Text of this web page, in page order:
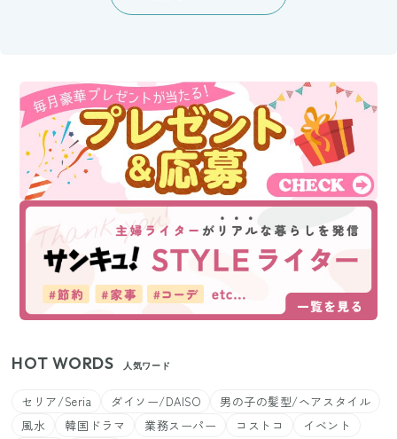
HOT WORDS 人気ワード
セリア/Seria ダイソー/DAISO
男の子の髪型/ヘアスタイル
風水
韓国ドラマ 業務スーパー コストコ
イベント